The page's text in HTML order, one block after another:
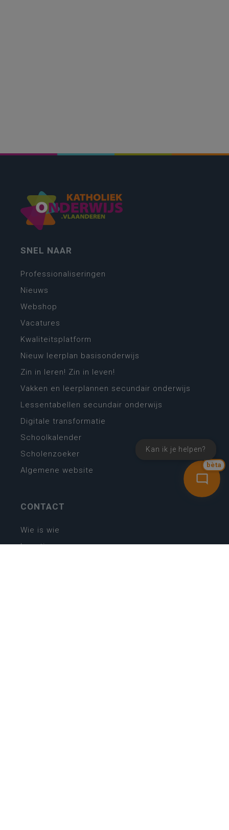
bèta
Kan ik je helpen?
SNEL NAAR
Professionaliseringen
Nieuws
Webshop
Vacatures
Kwaliteitsplatform
Nieuw leerplan basisonderwijs
Zin in leren! Zin in leven!
Vakken en leerplannen secundair onderwijs
Lessentabellen secundair onderwijs
Digitale transformatie
Schoolkalender
Scholenzoeker
Algemene website
CONTACT
Wie is wie
Locaties